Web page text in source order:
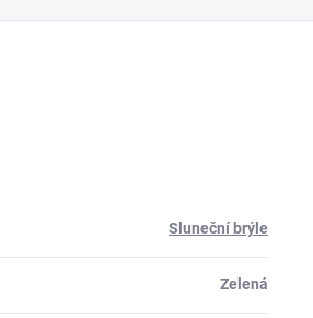
Sluneční brýle
Zelená